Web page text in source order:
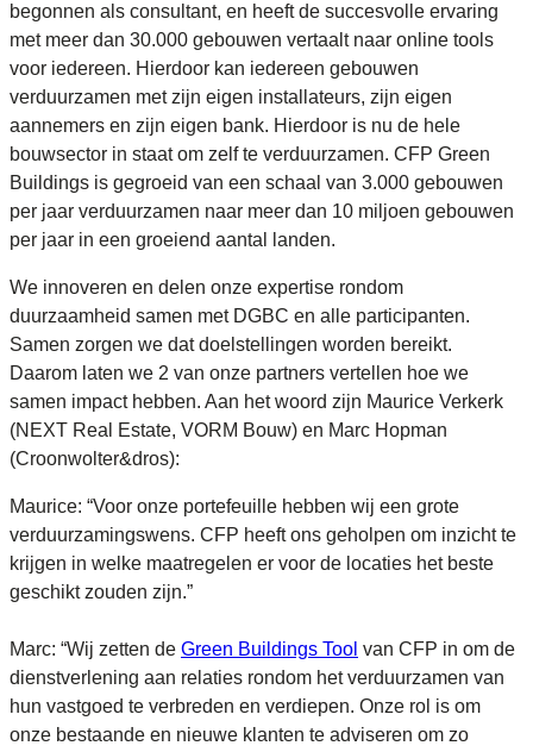
begonnen als consultant, en heeft de succesvolle ervaring
met meer dan 30.000 gebouwen vertaalt naar online tools
voor iedereen. Hierdoor kan iedereen gebouwen
verduurzamen met zijn eigen installateurs, zijn eigen
aannemers en zijn eigen bank. Hierdoor is nu de hele
bouwsector in staat om zelf te verduurzamen. CFP Green
Buildings is gegroeid van een schaal van 3.000 gebouwen
per jaar verduurzamen naar meer dan 10 miljoen gebouwen
per jaar in een groeiend aantal landen.
We innoveren en delen onze expertise rondom
duurzaamheid samen met DGBC en alle participanten.
Samen zorgen we dat doelstellingen worden bereikt.
Daarom laten we 2 van onze partners vertellen hoe we
samen impact hebben. Aan het woord zijn Maurice Verkerk
(NEXT Real Estate, VORM Bouw) en Marc Hopman
(Croonwolter&dros):
Maurice: “Voor onze portefeuille hebben wij een grote
verduurzamingswens. CFP heeft ons geholpen om inzicht te
krijgen in welke maatregelen er voor de locaties het beste
geschikt zouden zijn.”
Marc: “Wij zetten de Green Buildings Tool van CFP in om de
dienstverlening aan relaties rondom het verduurzamen van
hun vastgoed te verbreden en verdiepen. Onze rol is om
onze bestaande en nieuwe klanten te adviseren om zo